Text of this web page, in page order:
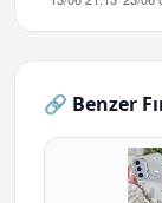
🔗 Benzer